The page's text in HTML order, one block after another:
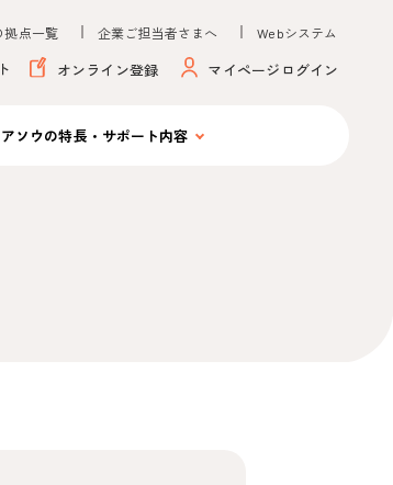
拠点一覧 企業ご担当者さまへ Webシステム
オンライン登録 マイページログイン
アソウの特長・サポート内容